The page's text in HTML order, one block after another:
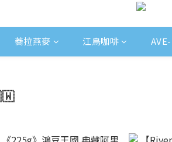
蕎拉燕麥 江鳥咖啡